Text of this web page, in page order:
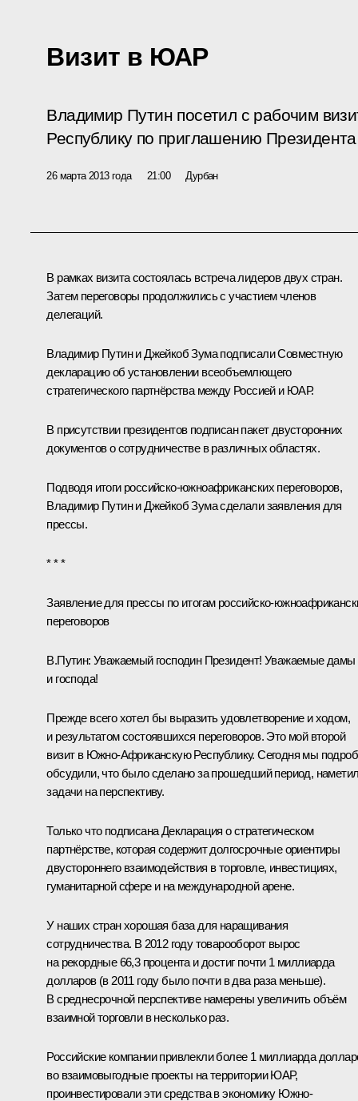
Визит в ЮАР
Владимир Путин посетил с рабочим
Республику по приглашению
26 марта 2013 года 21:00 Дурбан
В рамках визита состоялась встреча лидеров двух стран.
Затем переговоры продолжились с участием членов
делегаций.
Владимир Путин иДжейкоб Зумаподписали Совместную
декларацию об установлении всеобъемлющего
стратегического партнёрства между Россией и ЮАР.
В присутствии президентов подписан пакет двусторонних
документов о сотрудничестве в различных областях.
Подводя итоги российско-южноафриканских переговоров,
Владимир Путин и Джейкоб Зума сделали заявления для
прессы.
* * *
Заявление для прессы по итогам российско-
переговоров
В.Путин: Уважаемый господин Президент! Уважаемые дамы
и господа!
Прежде всего хотел бы выразить удовлетворение и ходом,
и результатом состоявшихся переговоров. Это мой второй
визит в Южно-Африканскую Республику. Сегодня мы
обсудили, что было сделано за прошедший период,
задачи на перспективу.
Только что подписана Декларация о стратегическом
партнёрстве, которая содержит долгосрочные ориентиры
двустороннего взаимодействия в торговле, инвестициях,
гуманитарной сфере и на международной арене.
У наших стран хорошая база для наращивания
сотрудничества. В 2012 году товарооборот вырос
на рекордные 66,3 процента и достиг почти 1 миллиарда
долларов (в 2011 году было почти в два раза меньше).
В среднесрочной перспективе намерены увеличить объём
взаимной торговли в несколько раз.
Российские компании привлекли более 1 миллиарда
во взаимовыгодные проекты на территории ЮАР,
проинвестировали эти средства в экономику Южно-